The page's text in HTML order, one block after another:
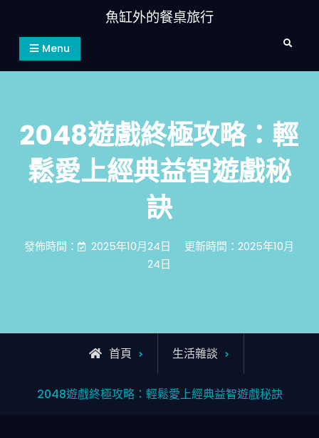
content
魚缸外的餐桌旅行
Menu Search
2048遊戲終極攻略：輕
鬆愛上經典益智遊戲秘
訣
發佈時間： 2025年10月24日
更新時間：2025年10月
24日
首頁 生活雜談
2048遊戲終極攻略：輕鬆愛上經典益智遊戲秘訣